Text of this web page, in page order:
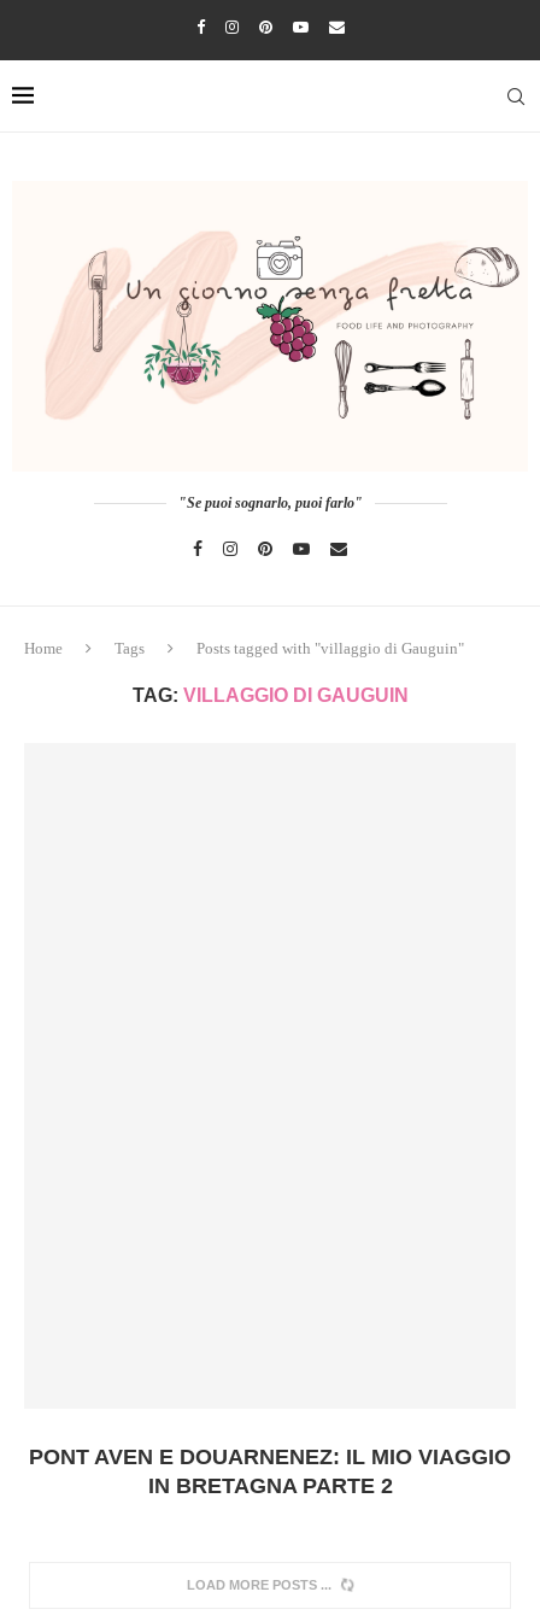
"Se puoi sognarlo, puoi farlo"
Home Tags Posts tagged with "villaggio di Gauguin"
TAG: VILLAGGIO DI GAUGUIN
PONT AVEN E DOUARNENEZ: IL MIO VIAGGIO
IN BRETAGNA PARTE 2
LOAD MORE POSTS